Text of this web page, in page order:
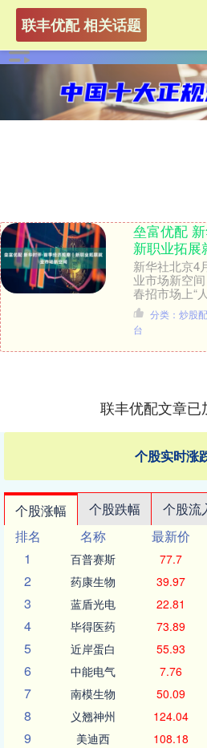
联丰优配 相关话题
垒富优配 新
新职业拓展
新华社北京4
业市场新空
春招市场上“
智能产业链
来越....分类：炒股
台
联丰优配文章已
个股实时涨
个股涨幅 个股跌幅 个股流
排名
名称 最新价
1
百普赛斯 77.7
2 药康生物 39.97
3 蓝盾光电 22.81
4 毕得医药 73.89
5 近岸蛋白 55.93
6 中能电气 7.76
7 南模生物 50.09
8 义翘神州 124.04
9 美迪西 108.18